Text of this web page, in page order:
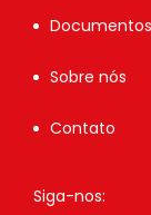
Documentos
Sobre nós
Contato
Siga-nos: